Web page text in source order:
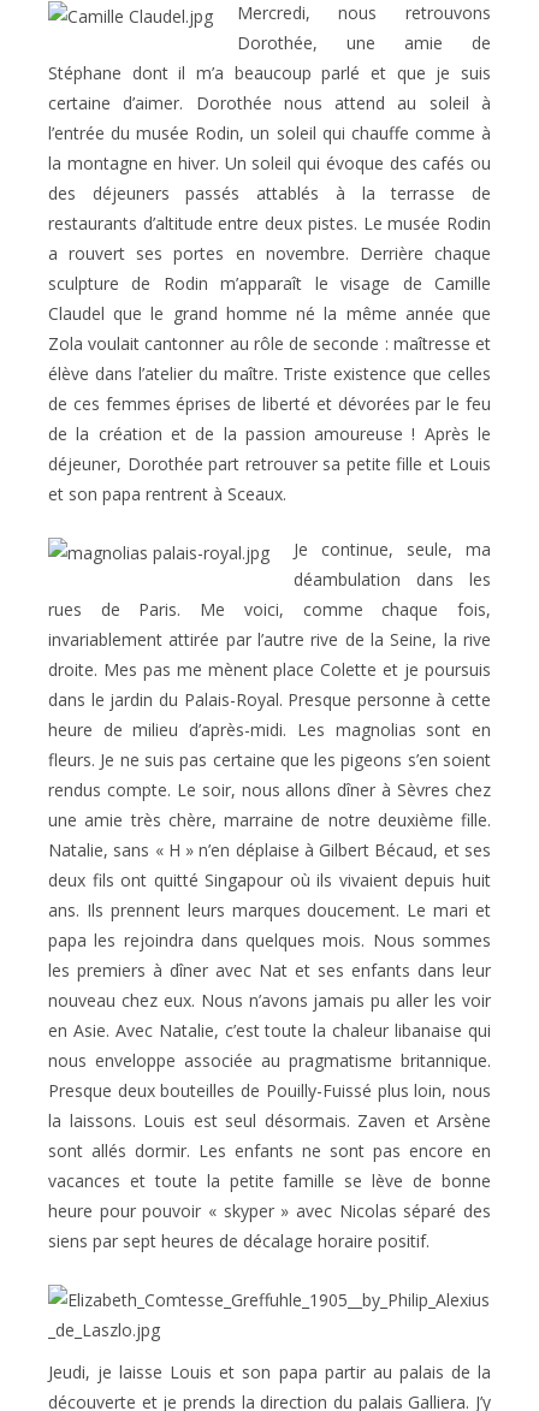
Mercredi, nous retrouvons
Dorothée, une amie de
Stéphane dont il m’a beaucoup parlé et que je suis
certaine d’aimer. Dorothée nous attend au soleil à
l’entrée du musée Rodin, un soleil qui chauffe comme à
la montagne en hiver. Un soleil qui évoque des cafés ou
des déjeuners passés attablés à la terrasse de
restaurants d’altitude entre deux pistes. Le musée Rodin
a rouvert ses portes en novembre. Derrière chaque
sculpture de Rodin m’apparaît le visage de Camille
Claudel que le grand homme né la même année que
Zola voulait cantonner au rôle de seconde : maîtresse et
élève dans l’atelier du maître. Triste existence que celles
de ces femmes éprises de liberté et dévorées par le feu
de la création et de la passion amoureuse ! Après le
déjeuner, Dorothée part retrouver sa petite fille et Louis
et son papa rentrent à Sceaux.
Je continue, seule, ma
déambulation dans les
rues de Paris. Me voici, comme chaque fois,
invariablement attirée par l’autre rive de la Seine, la rive
droite. Mes pas me mènent place Colette et je poursuis
dans le jardin du Palais-Royal. Presque personne à cette
heure de milieu d’après-midi. Les magnolias sont en
fleurs. Je ne suis pas certaine que les pigeons s’en soient
rendus compte. Le soir, nous allons dîner à Sèvres chez
une amie très chère, marraine de notre deuxième fille.
Natalie, sans « H » n’en déplaise à Gilbert Bécaud, et ses
deux fils ont quitté Singapour où ils vivaient depuis huit
ans. Ils prennent leurs marques doucement. Le mari et
papa les rejoindra dans quelques mois. Nous sommes
les premiers à dîner avec Nat et ses enfants dans leur
nouveau chez eux. Nous n’avons jamais pu aller les voir
en Asie. Avec Natalie, c’est toute la chaleur libanaise qui
nous enveloppe associée au pragmatisme britannique.
Presque deux bouteilles de Pouilly-Fuissé plus loin, nous
la laissons. Louis est seul désormais. Zaven et Arsène
sont allés dormir. Les enfants ne sont pas encore en
vacances et toute la petite famille se lève de bonne
heure pour pouvoir « skyper » avec Nicolas séparé des
siens par sept heures de décalage horaire positif.
Jeudi, je laisse Louis et son papa partir au palais de la
découverte et je prends la direction du palais Galliera. J’y